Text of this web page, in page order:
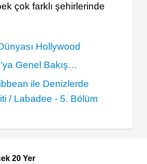
çok farklı şehirlerinde
Hollywood
Genel Bakış…
ile Denizlerde
/ Labadee - 5. Bölüm
20 Yer